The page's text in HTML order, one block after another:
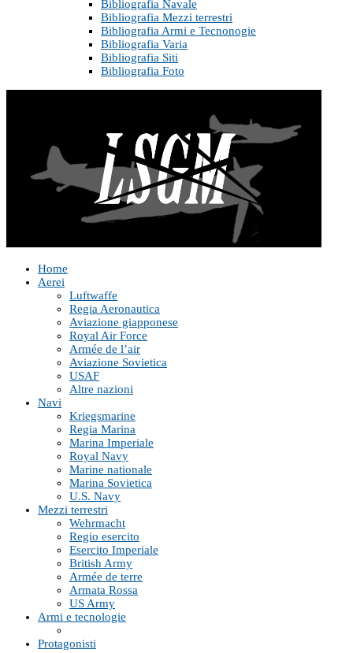
Bibliografia Navale
Bibliografia Mezzi terrestri
Bibliografia Armi e Tecnonogie
Bibliografia Varia
Bibliografia Siti
Bibliografia Foto
Home
Aerei
Luftwaffe
Regia Aeronautica
Aviazione giapponese
Royal Air Force
Armée de l’air
Aviazione Sovietica
USAF
Altre nazioni
Navi
Kriegsmarine
Regia Marina
Marina Imperiale
Royal Navy
Marine nationale
Marina Sovietica
U.S. Navy
Mezzi terrestri
Wehrmacht
Regio esercito
Esercito Imperiale
British Army
Armée de terre
Armata Rossa
US Army
Armi e tecnologie
Protagonisti